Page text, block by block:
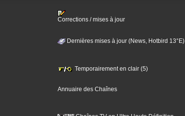
Corrections / mises à jour
Dernières mises à jour (News, Hotbird 13°E)
Temporairement en clair (5)
Annuaire des Chaînes